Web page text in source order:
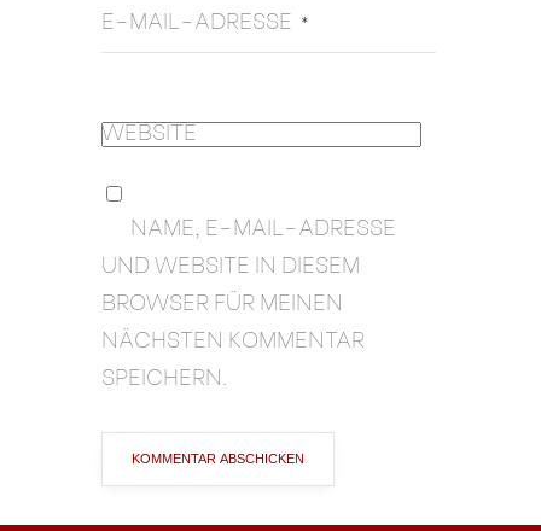
E-MAIL-ADRESSE *
WEBSITE
NAME, E-MAIL-ADRESSE
UND WEBSITE IN DIESEM
BROWSER FÜR MEINEN
NÄCHSTEN KOMMENTAR
SPEICHERN.